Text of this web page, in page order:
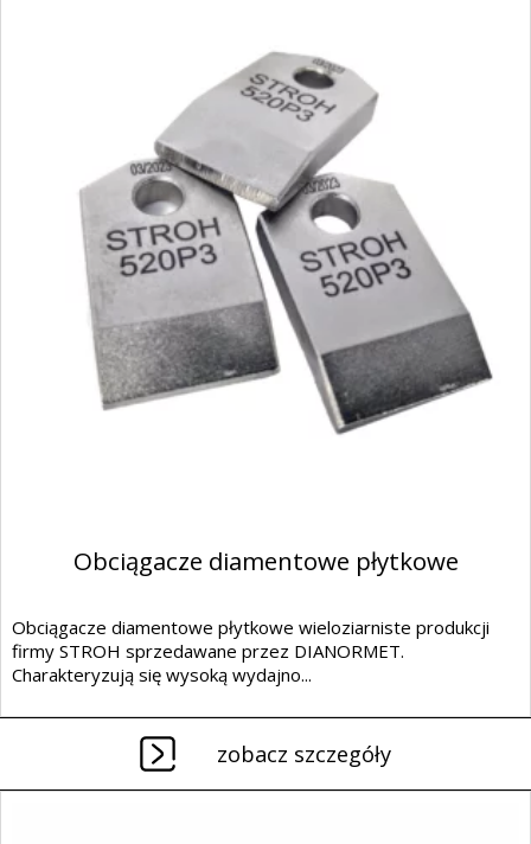
Obciągacze diamentowe płytkowe
Obciągacze diamentowe płytkowe wieloziarniste produkcji
firmy STROH sprzedawane przez DIANORMET.
Charakteryzują się wysoką wydajno...
zobacz szczegóły